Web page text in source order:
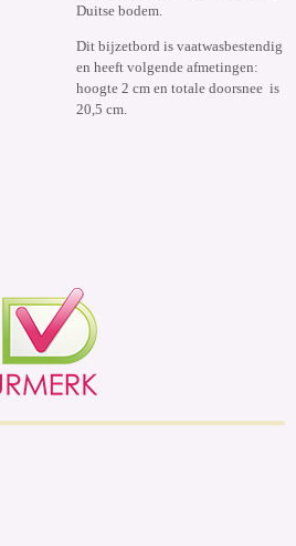
Duitse bodem.
Dit bijzetbord is vaatwasbestendig
en heeft volgende afmetingen:
hoogte 2 cm en totale doorsnee is
20,5 cm.